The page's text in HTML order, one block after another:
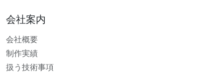
会社案内
会社概要
制作実績
扱う技術事項